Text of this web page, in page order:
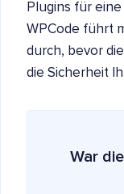
Plugins für
WPCode führt
durch, bevor
die Sicherheit
War